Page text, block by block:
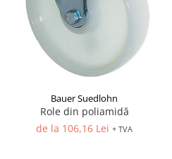
Bauer Suedlohn
Role din poliamidă
de la 106,16 Lei + TVA